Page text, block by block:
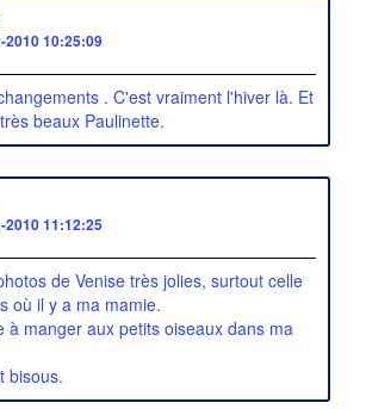
2010 10:25:09
. C'est vraiment l'hiver là. Et
beaux Paulinette.
2010 11:12:25
de Venise très jolies, surtout celle
où il y a ma mamie.
à manger aux petits oiseaux dans ma
bisous.